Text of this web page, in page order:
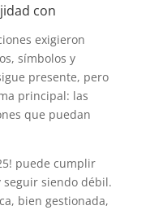
con
exigieron
símbolos y
presente, pero
principal: las
que puedan
puede cumplir
siendo débil.
bien gestionada,